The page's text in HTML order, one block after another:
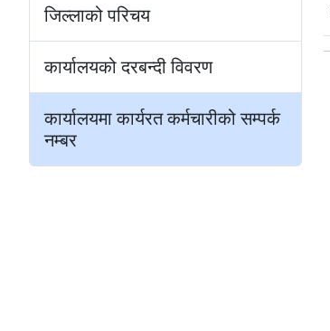
जिल्लाको परिचय
कार्यालयको दरबन्दी विवरण
कार्यालयमा कार्यरत कर्मचारीको सम्पर्क
नम्बर